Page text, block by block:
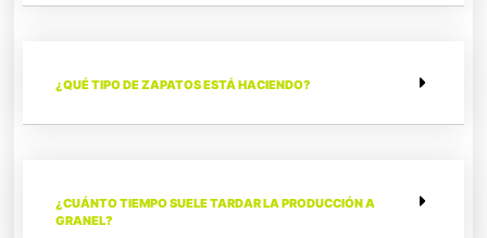
¿QUÉ TIPO DE ZAPATOS ESTÁ HACIENDO?
¿CUÁNTO TIEMPO SUELE TARDAR LA PRODUCCIÓN A
GRANEL?